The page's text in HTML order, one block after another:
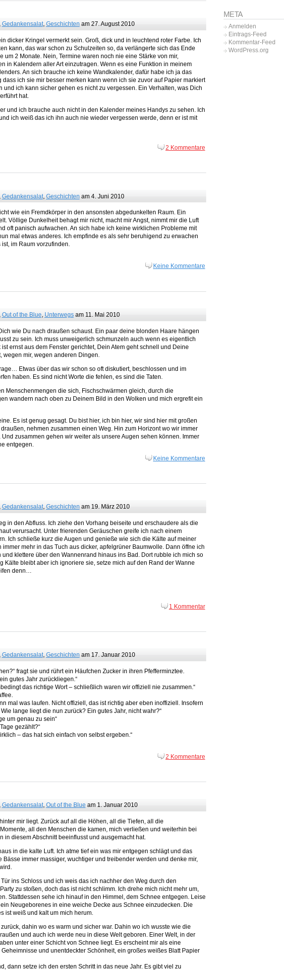
, Gedankensalat, Geschichten am 27. August 2010
dicker Kringel vermerkt sein. Groß, dick und in leuchtend roter Farbe. Ich
kann, das war schon zu Schulzeiten so, da verlängerte sich das Ende
um 2 Monate. Nein, Termine waren noch nie eine Stärke von mir,
in Kalendern aller Art einzutragen. Wenn es eine Funktion in meinem
An sich brauche ich keine Wandkalender, dafür habe ich ja das
ich sie mir besser merken kann wenn ich sie zuvor auf Papier markiert
und ich kann sicher gehen es nicht zu vergessen. Ein Verhalten, was Dich
hat.
und ich brauche auch nicht in den Kalender meines Handys zu sehen. Ich
ich weiß das ich ihn auch nie wieder vergessen werde, denn er ist mit
2 Kommentare
Gedankensalat, Geschichten am 4. Juni 2010
wie ein Fremdkörper in den ansonsten abgedunkelten Raum. Ein
Völlige Dunkelheit behagt mir nicht, macht mir Angst, nimmt mir die Luft
oft panisch aufwachen. An sich habe ich keine wirklichen Probleme mit
mal etwas anderes. Ich empfinde es als sehr beruhigend zu erwachen
im Raum vorzufinden.
Keine Kommentare
, Out of the Blue, Unterwegsam 11. Mai 2010
wie Du nach draußen schaust. Ein paar deine blonden Haare hängen
zu sein. Ich muss unweigerlich schmunzeln auch wenn es eigentlich
ernst aus dem Fenster gerichtet, Dein Atem geht schnell und Deine
mir, wegen anderen Dingen.
Etwas über das wir schon so oft diskutiert, beschlossen und im
haben. Es sind nicht Worte die fehlen, es sind die Taten.
Menschenmengen die sich, Fischschwärmen gleich, durch die
wandern nach oben zu Deinem Bild in den Wolken und mich ergrefit ein
Es ist genug gesagt. Du bist hier, ich bin hier, wir sind hier mit großen
nehmen zusammen einen Weg. Hin zum Horizont wo wir immer
zusammen gehen wir weiter als unsere Augen sehen können. Immer
entgegen.
Keine Kommentare
, Gedankensalat, Geschichten am 19. März 2010
in den Abfluss. Ich ziehe den Vorhang beiseite und erschaudere als die
verursacht. Unter frierenden Geräuschen greife ich nach einem
Ich schließe kurz die Augen und genieße wie sich die Kälte auf meiner
mehr in das Tuch aus dicker, apfelgrüner Baumwolle. Dann öffne ich
klettere über den Wannenrand hinaus ins Bad. Dort rubble ich mich so
Kälte bleibt aber ich ignoriere sie, setze mich auf den Rand der Wanne
denn…
1 Kommentar
, Gedankensalat, Geschichten am 17. Januar 2010
fragt sie und rührt ein Häufchen Zucker in ihren Pfefferminztee.
gutes Jahr zurückliegen.“
das richtige Wort – schließlich waren wir offiziell nie zusammen.“
mal was laufen. Nicht offiziell, das ist richtig aber eben inoffiziell. Insofern
lange liegt die nun zurück? Ein gutes Jahr, nicht wahr?“
um genau zu sein“
gezählt?“
– das hat sich einfach von selbst ergeben.“
2 Kommentare
, Gedankensalat, Out of the Blue am 1. Januar 2010
mir liegt. Zurück auf all die Höhen, all die Tiefen, all die
all den Menschen die kamen, mich verließen und weiterhin bei
in diesem Abschnitt beeinflusst und ausgemacht hat.
in die kalte Luft. Ich atme tief ein was mir entgegen schlägt und das
Bässe immer massiger, wuchtiger und treibender werden und denke mir,
ins Schloss und ich weis das ich nachher den Weg durch den
zu stoßen, doch das ist nicht schlimm. Ich drehe mich nicht mehr um,
Stattdessen sehe ich hinauf in den Himmel, dem Schnee entgegen. Leise
Neugeborenes in eine weiche Decke aus Schnee einzudecken. Die
ist weiß und kalt um mich herum.
dahin wo es warm und sicher war. Dahin wo ich wusste wie die
und auch ich werde neu in diese Welt geboren. Einer Welt, in der
unter einer Schicht von Schnee liegt. Es erscheint mir als eine
und unentdeckter Schönheit, ein großes weißes Blatt Papier
dann setze ich den ersten Schritt in das neue Jahr. Es gibt viel zu
META
Anmelden
Eintrags-Feed
Kommentar-Feed
WordPress.org